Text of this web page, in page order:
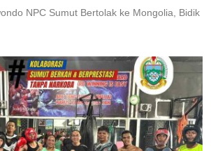
NPC Sumut Bertolak ke Mongolia, Bidik